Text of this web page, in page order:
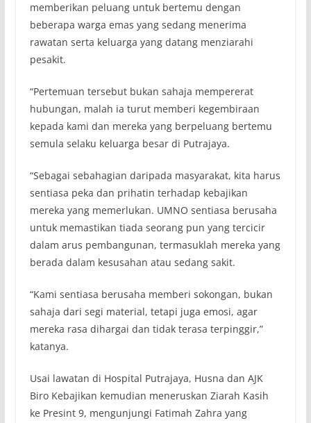
memberikan peluang untuk bertemu dengan
beberapa warga emas yang sedang menerima
rawatan serta keluarga yang datang menziarahi
pesakit.
“Pertemuan tersebut bukan sahaja mempererat
hubungan, malah ia turut memberi kegembiraan
kepada kami dan mereka yang berpeluang bertemu
semula selaku keluarga besar di Putrajaya.
“Sebagai sebahagian daripada masyarakat, kita harus
sentiasa peka dan prihatin terhadap kebajikan
mereka yang memerlukan. UMNO sentiasa berusaha
untuk memastikan tiada seorang pun yang tercicir
dalam arus pembangunan, termasuklah mereka yang
berada dalam kesusahan atau sedang sakit.
“Kami sentiasa berusaha memberi sokongan, bukan
sahaja dari segi material, tetapi juga emosi, agar
mereka rasa dihargai dan tidak terasa terpinggir,”
katanya.
Usai lawatan di Hospital Putrajaya, Husna dan AJK
Biro Kebajikan kemudian meneruskan Ziarah Kasih
ke Presint 9, mengunjungi Fatimah Zahra yang